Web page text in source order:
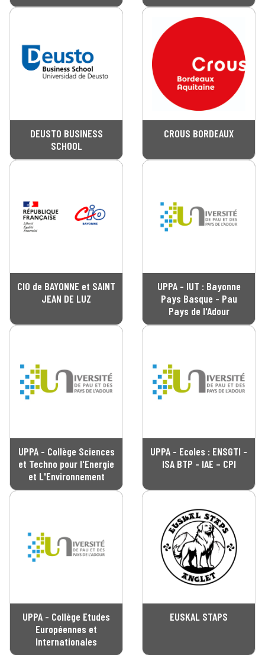
DEUSTO BUSINESS
SCHOOL
CROUS BORDEAUX
CIO de BAYONNE et SAINT
JEAN DE LUZ
UPPA - IUT : Bayonne
Pays Basque - Pau
Pays de l'Adour
UPPA - Collège Sciences
et Techno pour l'Energie
et L'Environnement
UPPA - Ecoles : ENSGTI -
ISA BTP - IAE – CPI
UPPA - Collège Etudes
Européennes et
Internationales
EUSKAL STAPS